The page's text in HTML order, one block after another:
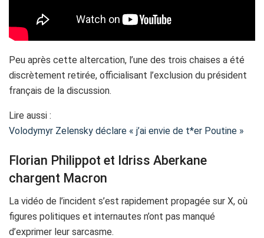
Peu après cette altercation, l’une des trois chaises a été
discrètement retirée, officialisant l’exclusion du président
français de la discussion.
Lire aussi :
Volodymyr Zelensky déclare « j’ai envie de t*er Poutine »
Florian Philippot et Idriss Aberkane
chargent Macron
La vidéo de l’incident s’est rapidement propagée sur X, où
figures politiques et internautes n’ont pas manqué
d’exprimer leur sarcasme.